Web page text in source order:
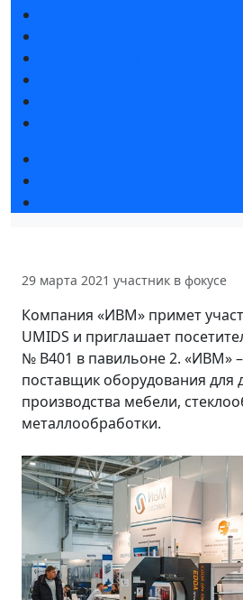
29 марта 2021 участник в фокусе
Компания «ИВМ» примет
UMIDS и приглашает
№ B401 в павильоне 2. «ИВМ»
поставщик оборудования для
производства мебели,
металлообработки.